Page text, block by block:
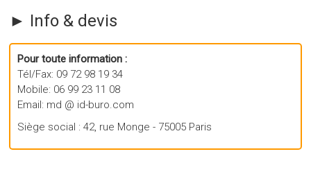
► Info & devis
Pour toute information :
Tél/Fax: 09 72 98 19 34
Mobile: 06 99 23 11 08
Email: md @ id-buro.com
Siège social : 42, rue Monge - 75005 Paris